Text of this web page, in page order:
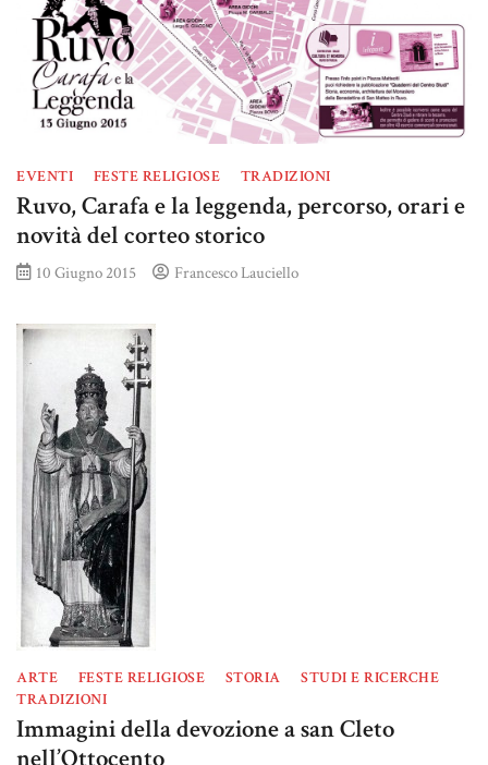
EVENTI FESTE RELIGIOSE TRADIZIONI
Ruvo, Carafa e la leggenda, percorso, orari e
novità del corteo storico
10 Giugno 2015 Francesco Lauciello
ARTE FESTE RELIGIOSE STORIA
STUDI E RICERCHE
TRADIZIONI
Immagini della devozione a san Cleto